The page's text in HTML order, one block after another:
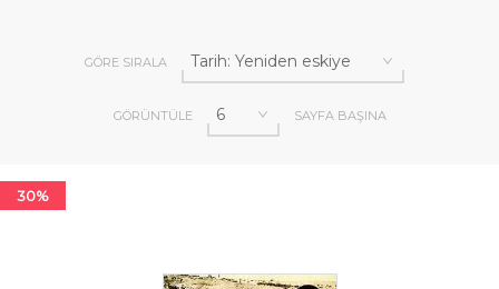
GÖRE SIRALA
GÖRÜNTÜLE SAYFA BAŞINA
30%